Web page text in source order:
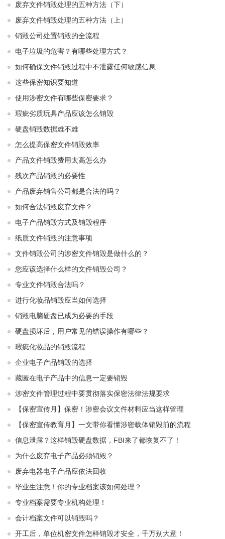
废弃文件销毁处理的五种方法（下）
废弃文件销毁处理的五种方法（上）
销毁公司处置销毁的全流程
电子垃圾的危害？有哪些处理方式？
如何确保文件销毁过程中不泄露任何敏感信息
这些保密知识要知道
使用涉密文件有哪些保密要求？
瑕疵劣质玩具产品应该怎么销毁
硬盘销毁数据难不难
怎么提高保密文件销毁效率
产品文件销毁费用太高怎么办
残次产品销毁的必要性
产品废弃销售公司都是合法的吗？
如何合法销毁废弃文件？
电子产品销毁方式及销毁程序
纸质文件销毁的注意事项
文件销毁公司的涉密文件销毁是做什么的？
您应该选择什么样的文件销毁公司？
专业文件销毁合法吗？
进行化妆品销毁应当如何选择
销毁电脑硬盘已成为必要的手段
硬盘损坏后，用户常见的错误操作有哪些？
瑕疵化妆品的销毁流程
企业电子产品销毁的选择
藏匿在电子产品中的信息一定要销毁
涉密文件管理过程中要贯彻落实保密法律法规要求
【保密宣传月】保密！涉密会议文件材料应当这样管理
【保密宣传教育月】一文带你看懂涉密载体销毁前的流程
信息泄露？这样销毁硬盘数据，FBI来了都恢复不了！
为什么废弃电子产品必须销毁？
废弃电器电子产品应依法回收
毕业生注意！你的专业档案该如何处理？
专业档案需要专业机构处理！
会计档案文件可以销毁吗？
开工后，单位机密文件怎样销毁才安全，千万别大意！